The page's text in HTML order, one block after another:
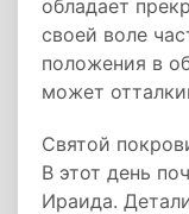
обладает
своей воле
положения в
может
Святой
В этот день
Ираида.